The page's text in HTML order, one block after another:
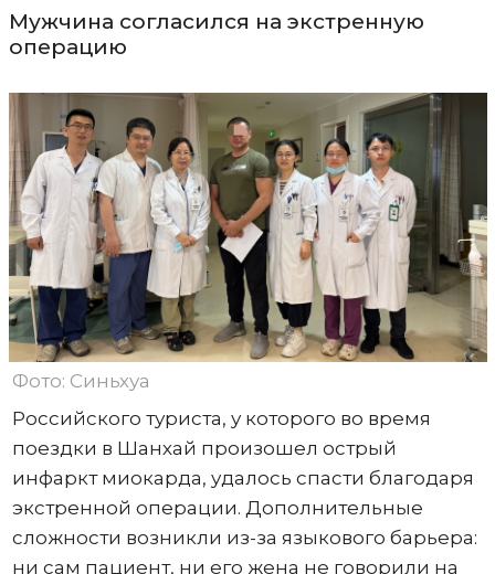
Мужчина согласился на экстренную
операцию
Фото: Синьхуа
Российского туриста, у которого во время
поездки в Шанхай произошел острый
инфаркт миокарда, удалось спасти благодаря
экстренной операции. Дополнительные
сложности возникли из-за языкового барьера:
ни сам пациент, ни его жена не говорили на